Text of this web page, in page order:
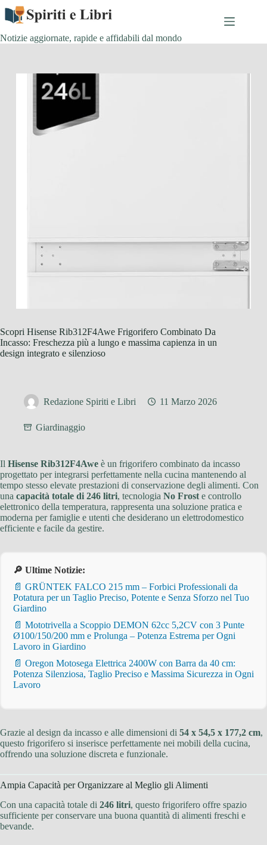
Salta
contenuto
Notizie aggiornate, rapide e affidabili dal mondo
Scopri Hisense Rib312F4Awe Frigorifero Combinato Da
Incasso: Freschezza più a lungo e massima capienza in un
design integrato e silenzioso
Redazione Spiriti e Libri 11 Marzo 2026
Giardinaggio
Il Hisense Rib312F4Awe è un frigorifero combinato da incasso
progettato per integrarsi perfettamente nella cucina mantenendo al
tempo stesso elevate prestazioni di conservazione degli alimenti. Con
una capacità totale di 246 litri, tecnologia No Frost e controllo
elettronico della temperatura, rappresenta una soluzione pratica e
moderna per famiglie e utenti che desiderano un elettrodomestico
efficiente e facile da gestire.
🔎 Ultime Notizie:
📄 GRÜNTEK FALCO 215 mm – Forbici Professionali da
Potatura per un Taglio Preciso, Potente e Senza Sforzo nel Tuo
Giardino
📄 Mototrivella a Scoppio DEMON 62cc 5,2CV con 3 Punte
Ø100/150/200 mm e Prolunga – Potenza Estrema per Ogni
Lavoro in Giardino
📄 Oregon Motosega Elettrica 2400W con Barra da 40 cm:
Potenza Silenziosa, Taglio Preciso e Massima Sicurezza in Ogni
Lavoro
Grazie al design da incasso e alle dimensioni di 54 x 54,5 x 177,2 cm,
questo frigorifero si inserisce perfettamente nei mobili della cucina,
offrendo una soluzione discreta e funzionale.
Ampia Capacità per Organizzare al Meglio gli Alimenti
Con una capacità totale di 246 litri, questo frigorifero offre spazio
sufficiente per conservare una buona quantità di alimenti freschi e
bevande.